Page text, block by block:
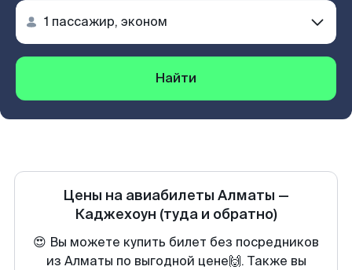
Найти
Цены на авиабилеты Алматы —
Каджехоун (туда и обратно)
😍 Вы можете купить билет без посредников
из Алматы по выгодной цене🙌. Также вы